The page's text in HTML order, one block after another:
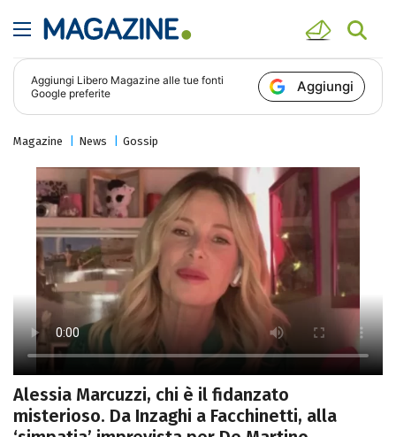
Aggiungi Libero Magazine alle tue fonti
Google preferite
Aggiungi
Magazine News Gossip
Alessia Marcuzzi, chi è il fidanzato
misterioso. Da Inzaghi a Facchinetti, alla